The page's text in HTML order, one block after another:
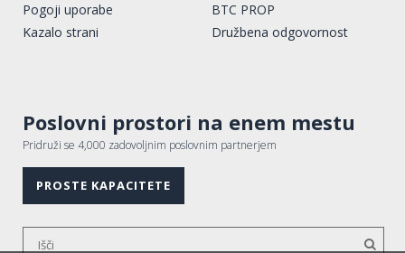
Pogoji uporabe
Kazalo strani
BTC PROP
Družbena odgovornost
Poslovni prostori na enem mestu
Pridruži se 4,000 zadovoljnim poslovnim partnerjem
PROSTE KAPACITETE